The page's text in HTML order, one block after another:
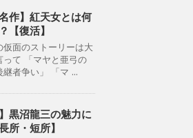
名作】紅天女とは何
【復活】
仮面のストーリーは大
って 「マヤと亜弓の
継者争い」 「マ ...
】黒沼龍三の魅力に
所・短所】